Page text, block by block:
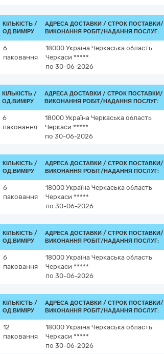
КІЛЬКІСТЬ /
ОД.ВИМІРУ
АДРЕСА ДОСТАВКИ / СТРОК ПОСТАВКИ/
ВИКОНАННЯ РОБІТ/НАДАННЯ ПОСЛУГ:
6
паковання
18000 Україна Черкаська область
Черкаси *****
по 30-06-2026
КІЛЬКІСТЬ /
ОД.ВИМІРУ
АДРЕСА ДОСТАВКИ / СТРОК ПОСТАВКИ/
ВИКОНАННЯ РОБІТ/НАДАННЯ ПОСЛУГ:
6
паковання
18000 Україна Черкаська область
Черкаси *****
по 30-06-2026
КІЛЬКІСТЬ /
ОД.ВИМІРУ
АДРЕСА ДОСТАВКИ / СТРОК ПОСТАВКИ/
ВИКОНАННЯ РОБІТ/НАДАННЯ ПОСЛУГ:
6
паковання
18000 Україна Черкаська область
Черкаси *****
по 30-06-2026
КІЛЬКІСТЬ /
ОД.ВИМІРУ
АДРЕСА ДОСТАВКИ / СТРОК ПОСТАВКИ/
ВИКОНАННЯ РОБІТ/НАДАННЯ ПОСЛУГ:
6
паковання
18000 Україна Черкаська область
Черкаси *****
по 30-06-2026
КІЛЬКІСТЬ /
ОД.ВИМІРУ
АДРЕСА ДОСТАВКИ / СТРОК ПОСТАВКИ/
ВИКОНАННЯ РОБІТ/НАДАННЯ ПОСЛУГ:
12
паковання
18000 Україна Черкаська область
Черкаси *****
по 30-06-2026